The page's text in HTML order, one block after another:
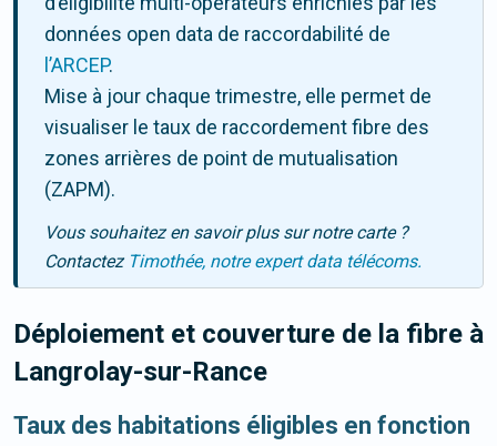
données open data de raccordabilité de
l’ARCEP.
Mise à jour chaque trimestre, elle permet de
visualiser le taux de raccordement fibre des
zones arrières de point de mutualisation
(ZAPM).
Vous souhaitez en savoir plus sur notre carte ?
Contactez Timothée, notre expert data télécoms.
Déploiement et couverture de la fibre à
Langrolay-sur-Rance
Taux des habitations éligibles en fonction